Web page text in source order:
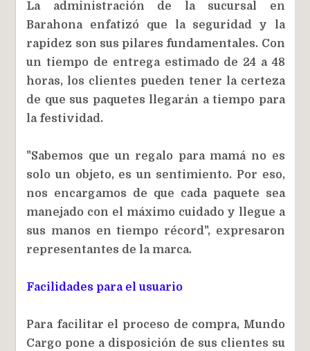
La administración de la sucursal en
Barahona enfatizó que la seguridad y la
rapidez son sus pilares fundamentales. Con
un tiempo de entrega estimado de 24 a 48
horas, los clientes pueden tener la certeza
de que sus paquetes llegarán a tiempo para
la festividad.
"Sabemos que un regalo para mamá no es
solo un objeto, es un sentimiento. Por eso,
nos encargamos de que cada paquete sea
manejado con el máximo cuidado y llegue a
sus manos en tiempo récord", expresaron
representantes de la marca.
Facilidades para el usuario
Para facilitar el proceso de compra, Mundo
Cargo pone a disposición de sus clientes su